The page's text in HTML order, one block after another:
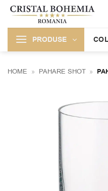
Skip
content
PRODUSE
HOME » PAHARE SHOT »